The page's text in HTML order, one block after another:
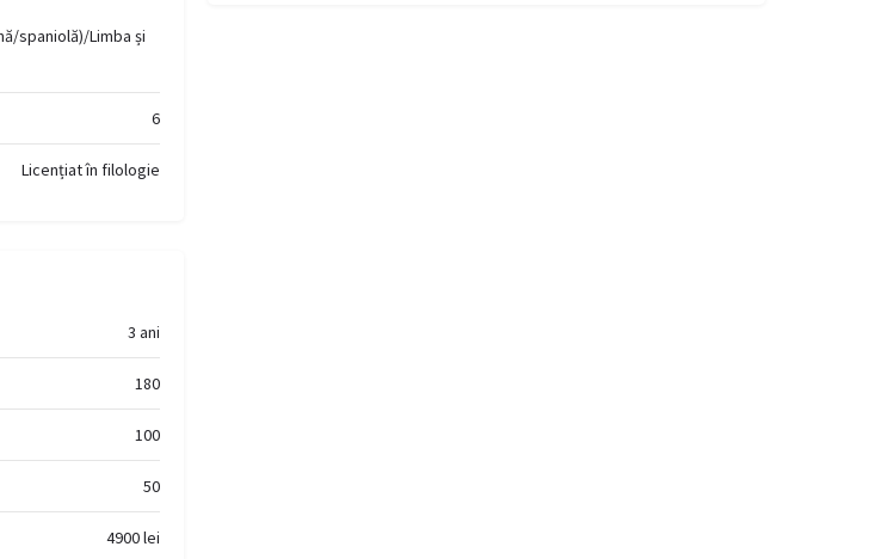
spaniolă)/Limba și
6
Licențiat în filologie
3 ani
180
100
50
4900 lei